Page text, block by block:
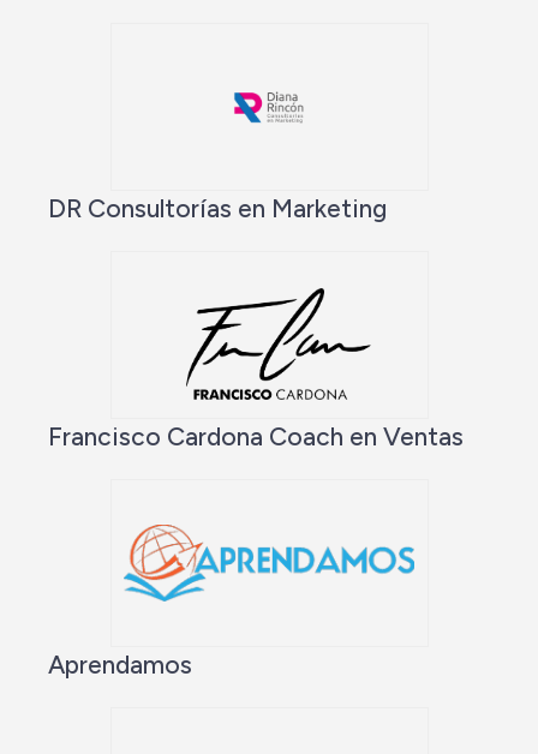
DR Consultorías en Marketing
Francisco Cardona Coach en Ventas
Aprendamos